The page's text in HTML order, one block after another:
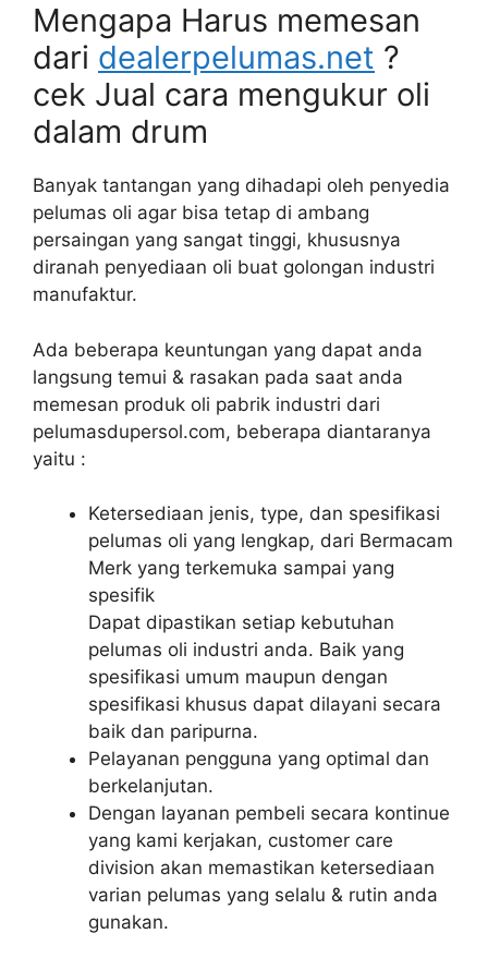
Mengapa Harus memesan
dari dealerpelumas.net ?
cek Jual cara mengukur oli
dalam drum
Banyak tantangan yang dihadapi oleh penyedia
pelumas oli agar bisa tetap di ambang
persaingan yang sangat tinggi, khususnya
diranah penyediaan oli buat golongan industri
manufaktur.
Ada beberapa keuntungan yang dapat anda
langsung temui & rasakan pada saat anda
memesan produk oli pabrik industri dari
pelumasdupersol.com, beberapa diantaranya
yaitu :
Ketersediaan jenis, type, dan spesifikasi
pelumas oli yang lengkap, dari Bermacam
Merk yang terkemuka sampai yang
spesifik
Dapat dipastikan setiap kebutuhan
pelumas oli industri anda. Baik yang
spesifikasi umum maupun dengan
spesifikasi khusus dapat dilayani secara
baik dan paripurna.
Pelayanan pengguna yang optimal dan
berkelanjutan.
Dengan layanan pembeli secara kontinue
yang kami kerjakan, customer care
division akan memastikan ketersediaan
varian pelumas yang selalu & rutin anda
gunakan.